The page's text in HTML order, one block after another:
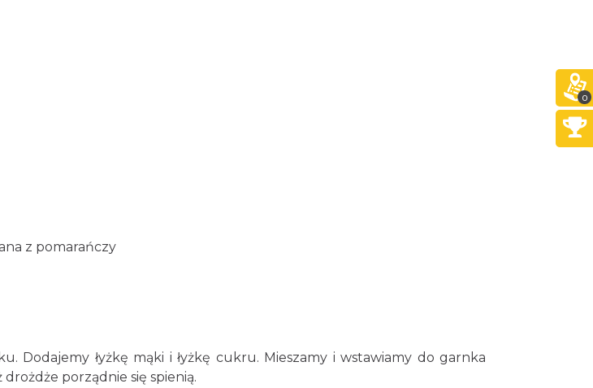
z pomarańczy
Dodajemy łyżkę mąki i łyżkę cukru. Mieszamy i wstawiamy do garnka
porządnie się spienią.
0